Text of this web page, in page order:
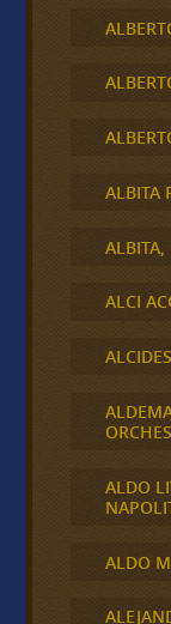
ALBITA
ALBITA,
ALCI
ALDO
ALDO